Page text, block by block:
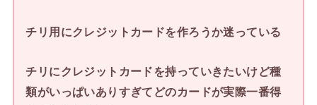
チリ用にクレジットカードを作ろうか迷っている
チリにクレジットカードを持っていきたいけど種
類がいっぱいありすぎてどのカードが実際一番得